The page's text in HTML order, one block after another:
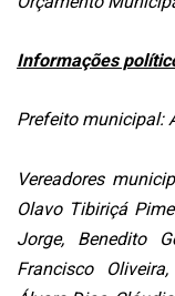
Informações
Prefeito municipal:
Vereadores
Olavo Tibiriçá
Jorge, Benedito
Francisco